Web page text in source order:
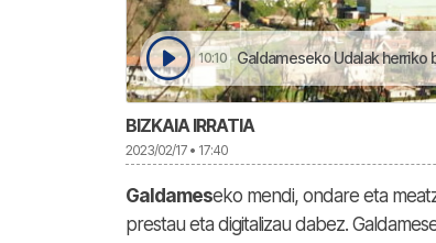
10:10 Galdameseko Udalak herriko
BIZKAIA IRRATIA
2023/02/17 • 17:40
Galdameseko mendi, ondare eta
prestau eta digitalizau dabez.